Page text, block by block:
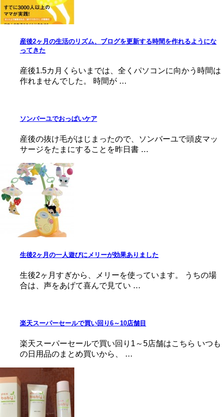
産後2ヶ月の生活のリズム、ブログを更新する時間を作れるようにな
ってきた
産後1.5カ月くらいまでは、全くパソコンに向かう時間は
作れませんでした。 時間が …
ソンバーユでおっぱいケア
産後の抜け毛がはじまったので、ソンバーユで頭皮マッ
サージをたまにすることを昨日書 …
生後2ヶ月の一人遊びにメリーが効果ありました
生後2ヶ月すぎから、メリーを使っています。 うちの場
合は、声をあげて喜んで見てい …
楽天スーパーセールで買い回り6～10店舗目
楽天スーパーセールで買い回り1～5店舗はこちら いつも
の日用品のまとめ買いから、 …